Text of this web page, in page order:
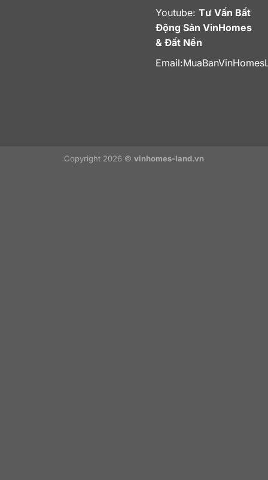
Youtube: Tư Vấn Bất
Động Sản VinHomes
& Đất Nền
Email:
Copyright 2026 © vinhomes-land.vn